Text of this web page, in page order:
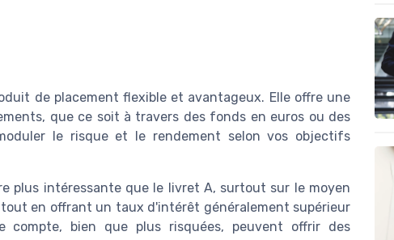
de placement flexible et avantageux. Elle offre une
que ce soit à travers des fonds en euros ou des
le risque et le rendement selon vos objectifs
plus intéressante que le livret A, surtout sur le moyen
en offrant un taux d'intérêt généralement supérieur
bien que plus risquées, peuvent offrir des